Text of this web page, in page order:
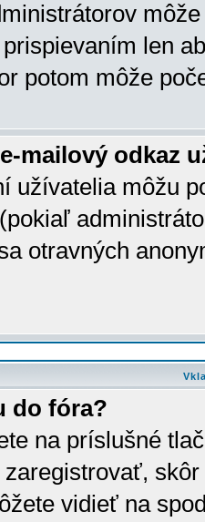
len
potom môže
mailový odkaz
užívatelia môžu
otravných
do fóra?
na príslušné
zaregistrovať,
vidieť na